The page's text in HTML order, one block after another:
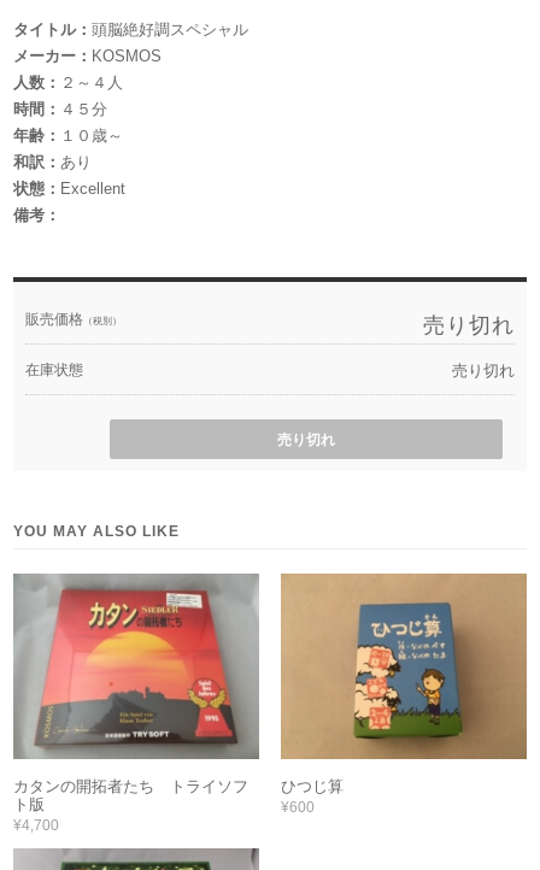
タイトル：頭脳絶好調スペシャル
メーカー： KOSMOS
人数： ２～４人
時間： ４５分
年齢： １０歳～
和訳：あり
状態： Excellent
備考：
販売価格 （税別） 売り切れ
在庫状態 売り切れ
売り切れ
YOU MAY ALSO LIKE
カタンの開拓者たち トライソフ
ト版
¥4,700
ひつじ算
¥600